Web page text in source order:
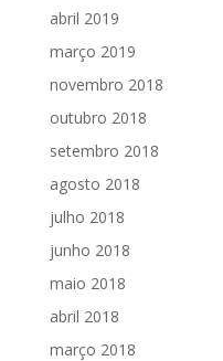
abril 2019
março 2019
novembro 2018
outubro 2018
setembro 2018
agosto 2018
julho 2018
junho 2018
maio 2018
abril 2018
março 2018